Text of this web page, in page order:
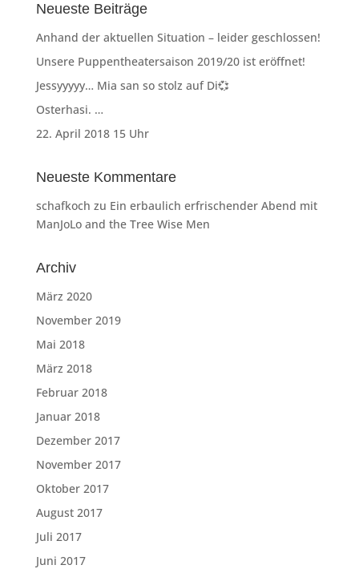
Neueste Beiträge
Anhand der aktuellen Situation – leider geschlossen!
Unsere Puppentheatersaison 2019/20 ist eröffnet!
Jessyyyyy… Mia san so stolz auf Di💞
Osterhasi. …
22. April 2018 15 Uhr
Neueste Kommentare
schafkoch zu Ein erbaulich erfrischender Abend mit
ManJoLo and the Tree Wise Men
Archiv
März 2020
November 2019
Mai 2018
März 2018
Februar 2018
Januar 2018
Dezember 2017
November 2017
Oktober 2017
August 2017
Juli 2017
Juni 2017